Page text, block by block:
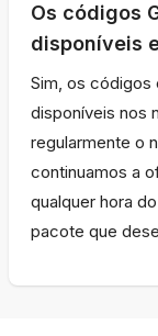
Os códigos
disponíveis
Sim, os códigos
disponíveis nos
regularmente o
continuamos a
qualquer hora
pacote que